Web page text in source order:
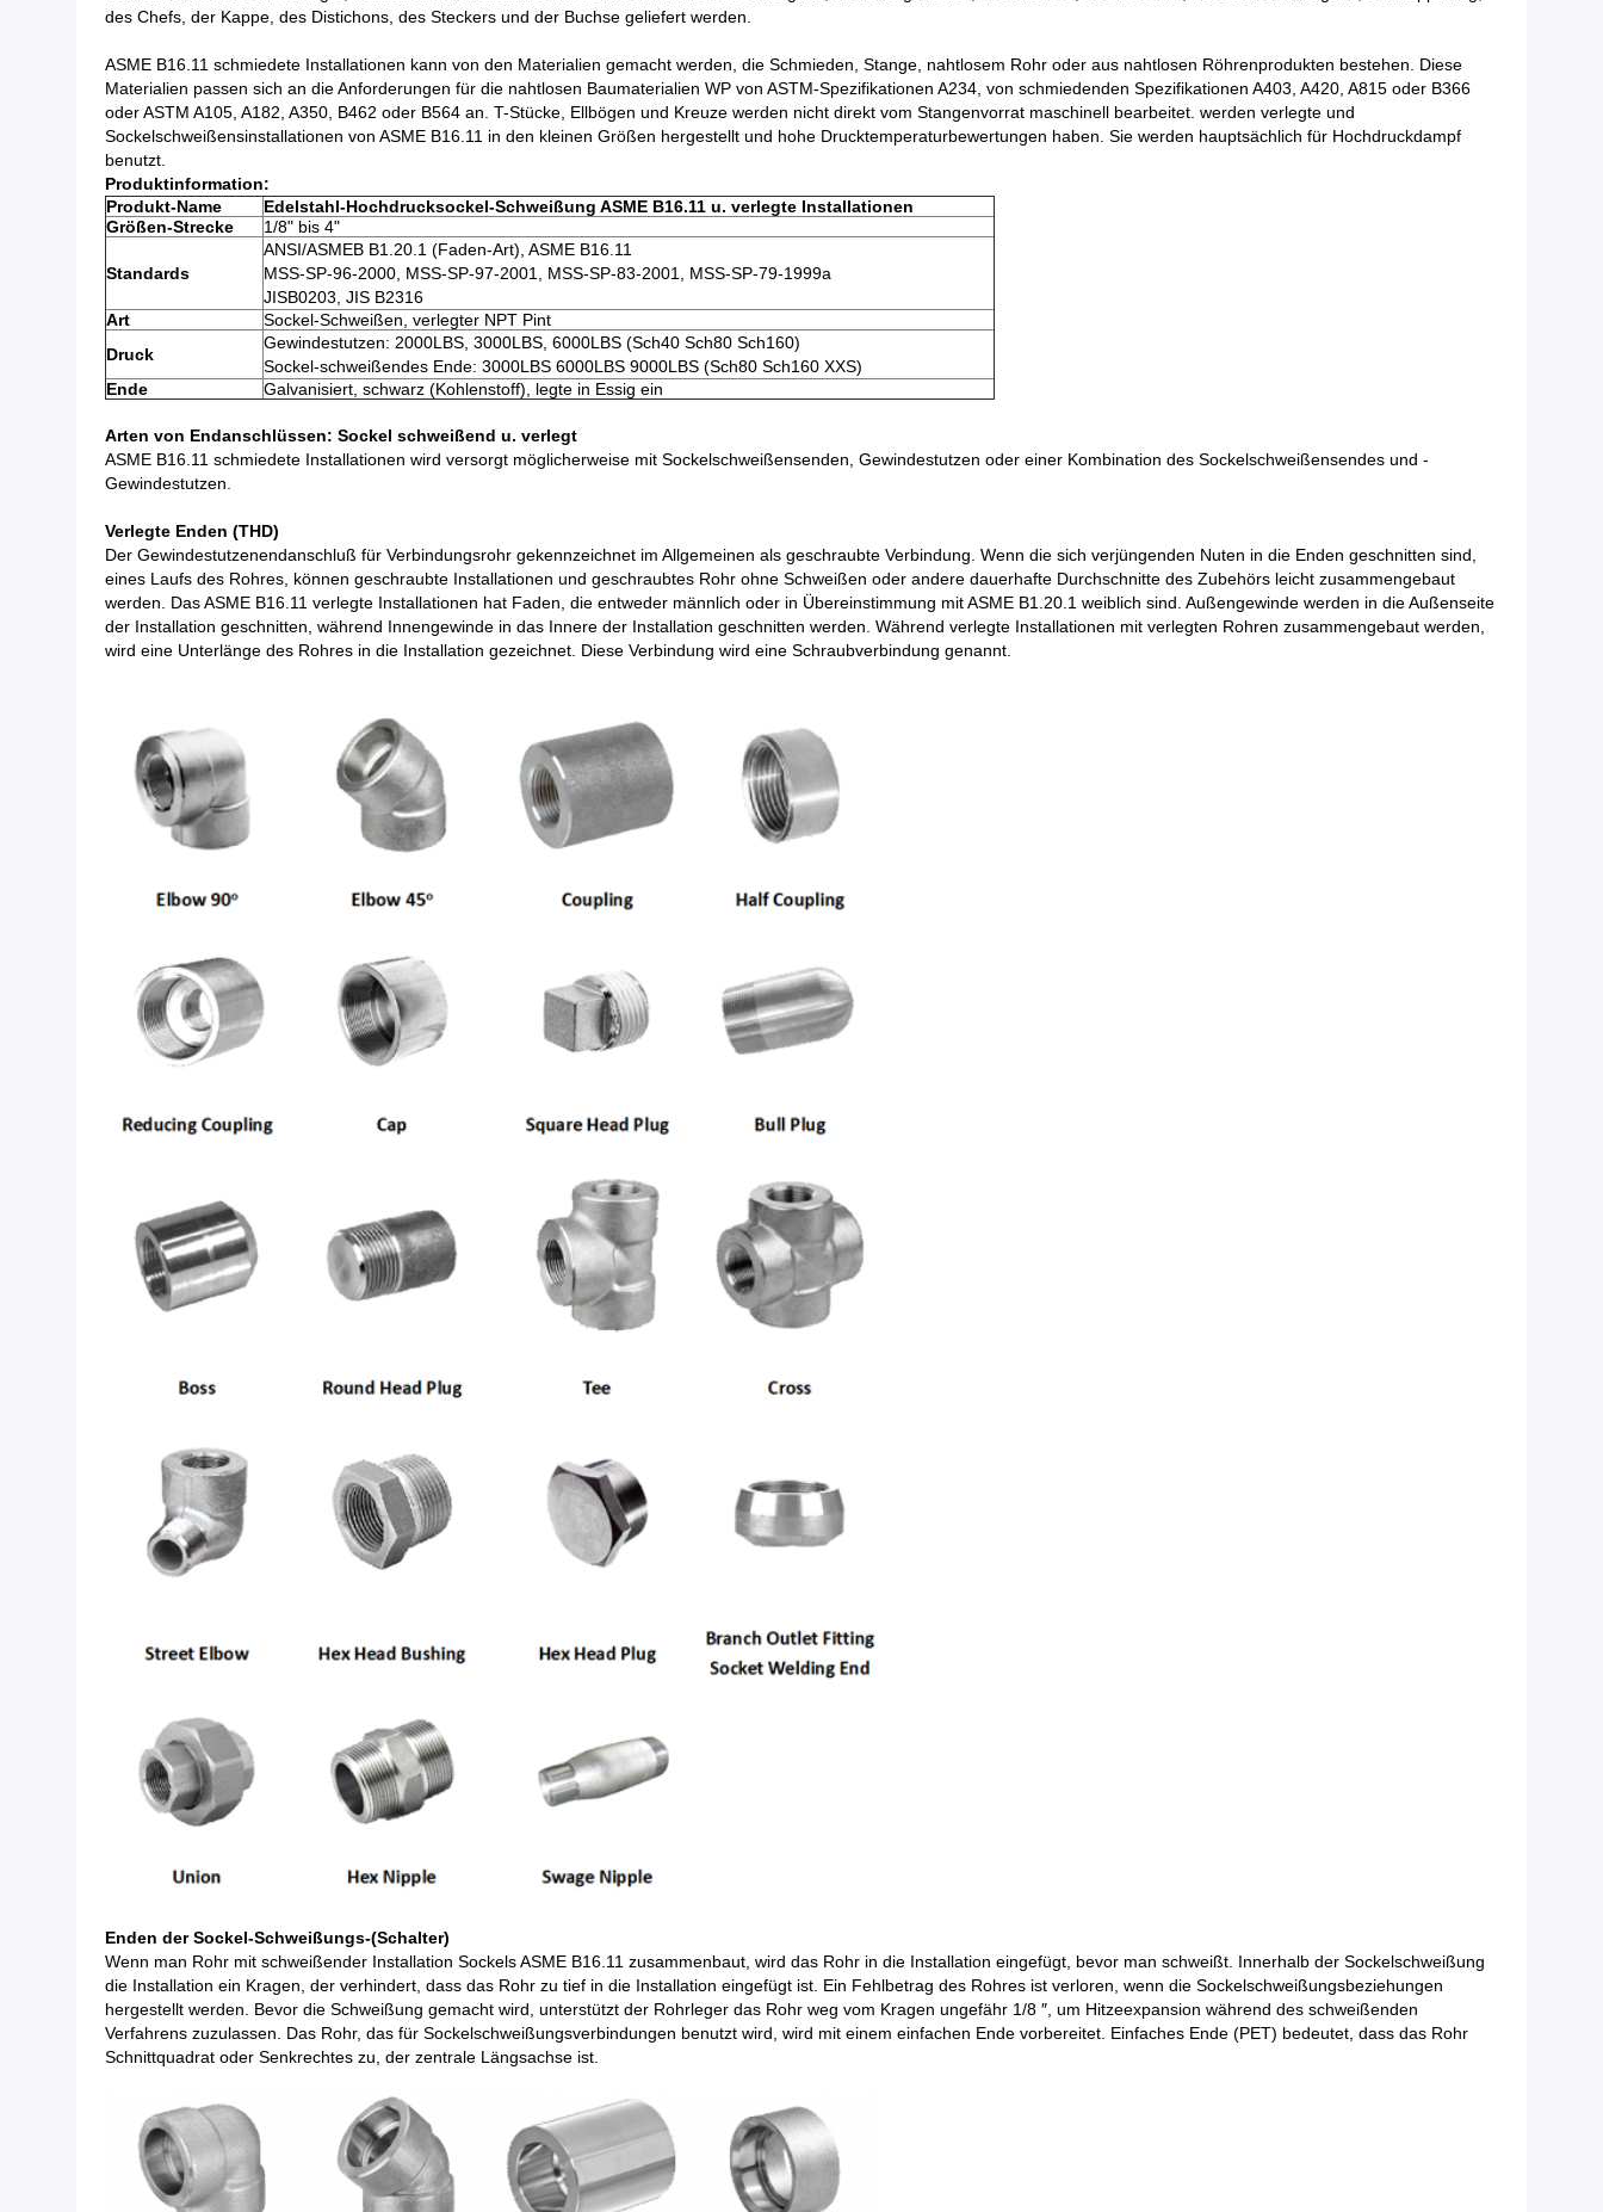
des Chefs, der Kappe, des Distichons, des Steckers und der Buchse geliefert werden.
ASME B16.11 schmiedete Installationen kann von den Materialien gemacht werden, die Schmieden, Stange, nahtlosem Rohr oder aus nahtlosen Röhrenprodukten bestehen. Diese
Materialien passen sich an die Anforderungen für die nahtlosen Baumaterialien WP von ASTM-Spezifikationen A234, von schmiedenden Spezifikationen A403, A420, A815 oder B366
oder ASTM A105, A182, A350, B462 oder B564 an. T-Stücke, Ellbögen und Kreuze werden nicht direkt vom Stangenvorrat maschinell bearbeitet. werden verlegte und
Sockelschweißensinstallationen von ASME B16.11 in den kleinen Größen hergestellt und hohe Drucktemperaturbewertungen haben. Sie werden hauptsächlich für Hochdruckdampf
benutzt.
Produktinformation:
Produkt-Name
Edelstahl-Hochdrucksockel-Schweißung ASME B16.11 u. verlegte Installationen
Größen-Strecke
1/8" bis 4"
Standards
ANSI/ASMEB B1.20.1 (Faden-Art), ASME B16.11
MSS-SP-96-2000, MSS-SP-97-2001, MSS-SP-83-2001, MSS-SP-79-1999a
JISB0203, JIS B2316
Art
Sockel-Schweißen, verlegter NPT Pint
Druck
Gewindestutzen: 2000LBS, 3000LBS, 6000LBS (Sch40 Sch80 Sch160)
Sockel-schweißendes Ende: 3000LBS 6000LBS 9000LBS (Sch80 Sch160 XXS)
Ende
Galvanisiert, schwarz (Kohlenstoff), legte in Essig ein
Arten von Endanschlüssen: Sockel schweißend u. verlegt
ASME B16.11 schmiedete Installationen wird versorgt möglicherweise mit Sockelschweißensenden, Gewindestutzen oder einer Kombination des Sockelschweißensendes und -
Gewindestutzen.
Verlegte Enden (THD)
Der Gewindestutzenendanschluß für Verbindungsrohr gekennzeichnet im Allgemeinen als geschraubte Verbindung. Wenn die sich verjüngenden Nuten in die Enden geschnitten sind,
eines Laufs des Rohres, können geschraubte Installationen und geschraubtes Rohr ohne Schweißen oder andere dauerhafte Durchschnitte des Zubehörs leicht zusammengebaut
werden. Das ASME B16.11 verlegte Installationen hat Faden, die entweder männlich oder in Übereinstimmung mit ASME B1.20.1 weiblich sind. Außengewinde werden in die Außenseite
der Installation geschnitten, während Innengewinde in das Innere der Installation geschnitten werden. Während verlegte Installationen mit verlegten Rohren zusammengebaut werden,
wird eine Unterlänge des Rohres in die Installation gezeichnet. Diese Verbindung wird eine Schraubverbindung genannt.
Enden der Sockel-Schweißungs-(Schalter)
Wenn man Rohr mit schweißender Installation Sockels ASME B16.11 zusammenbaut, wird das Rohr in die Installation eingefügt, bevor man schweißt. Innerhalb der Sockelschweißung
die Installation ein Kragen, der verhindert, dass das Rohr zu tief in die Installation eingefügt ist. Ein Fehlbetrag des Rohres ist verloren, wenn die Sockelschweißungsbeziehungen
hergestellt werden. Bevor die Schweißung gemacht wird, unterstützt der Rohrleger das Rohr weg vom Kragen ungefähr 1/8 ″, um Hitzeexpansion während des schweißenden
Verfahrens zuzulassen. Das Rohr, das für Sockelschweißungsverbindungen benutzt wird, wird mit einem einfachen Ende vorbereitet. Einfaches Ende (PET) bedeutet, dass das Rohr
Schnittquadrat oder Senkrechtes zu, der zentrale Längsachse ist.